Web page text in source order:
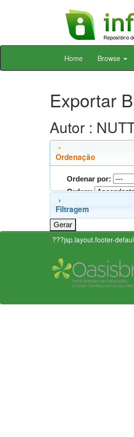
Skip
Home Browse
Exportar
Autor :
Ordenação
Ordenar por:
Ordem:
Filtragem
???jsp.layout.footer-